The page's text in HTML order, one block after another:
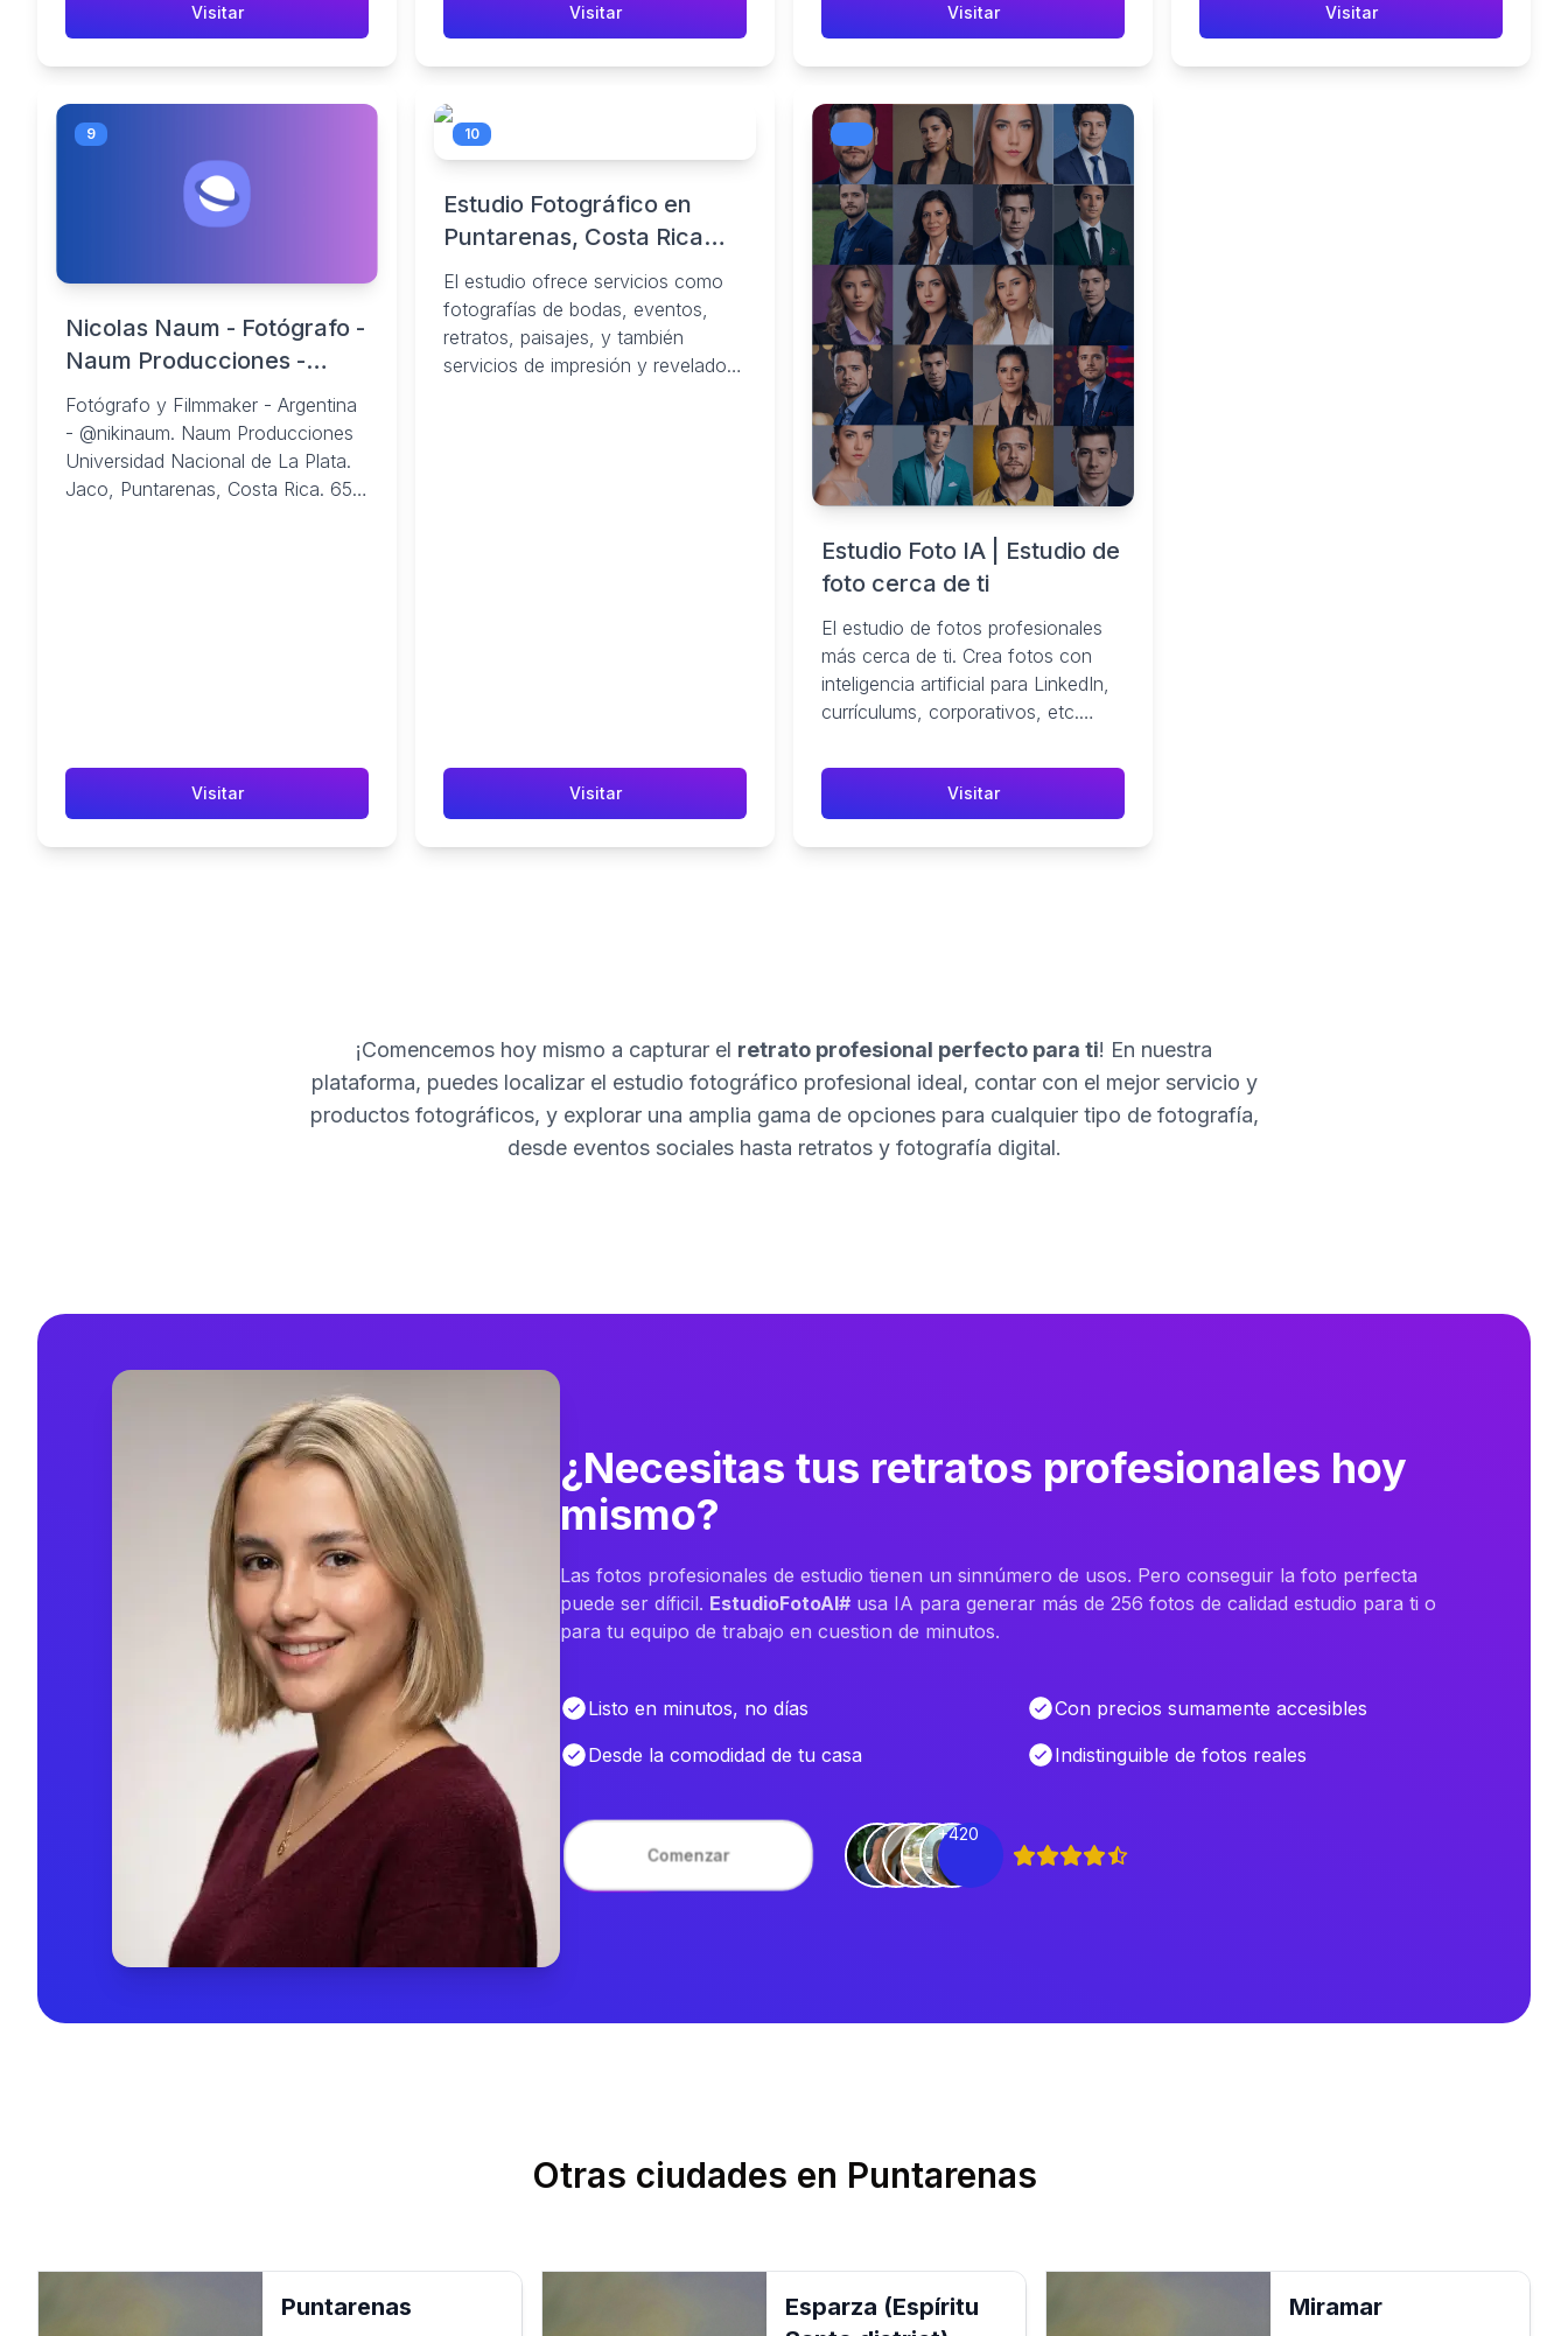
Visitar Visitar Visitar Visitar
9
Nicolas Naum - Fotógrafo -
Naum Producciones -
LinkedIn
Fotógrafo y Filmmaker - Argentina
- @nikinaum. Naum Producciones
Universidad Nacional de La Plata.
Jaco, Puntarenas, Costa Rica. 65
Visitar
10
Estudio Fotográfico en
Puntarenas, Costa Rica
2024
El estudio ofrece servicios como
fotografías de bodas, eventos,
retratos, paisajes, y también
servicios de impresión y revelado
Visitar
Estudio Foto IA | Estudio de
foto cerca de ti
El estudio de fotos profesionales
más cerca de ti. Crea fotos con
inteligencia artificial para LinkedIn,
currículums, corporativos, etc.
minutos!
Visitar
¡Comencemos hoy mismo a capturar el retrato profesional perfecto para ti! En nuestra
plataforma, puedes localizar el estudio fotográfico profesional ideal, contar con el mejor servicio y
productos fotográficos, y explorar una amplia gama de opciones para cualquier tipo de fotografía,
desde eventos sociales hasta retratos y fotografía digital.
¿Necesitas tus retratos profesionales hoy
mismo?
Las fotos profesionales de estudio tienen un sinnúmero de usos. Pero conseguir la foto perfecta
puede ser díficil. EstudioFotoAI# usa IA para generar más de 256 fotos de calidad estudio para ti o
para tu equipo de trabajo en cuestion de minutos.
Listo en minutos, no días
Con precios sumamente accesibles
Desde la comodidad de tu casa
Indistinguible de fotos reales
Comenzar
+420
Otras ciudades en Puntarenas
Puntarenas
Esparza (Espíritu
Miramar